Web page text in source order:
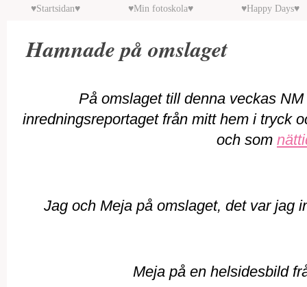
♥Startsidan♥ ♥Min fotoskola♥ ♥Happy Days♥
Hamnade på omslaget
På omslaget till denna veckas
inredningsreportaget från mitt hem i tryck
och som
Jag och Meja på omslaget, det var jag
Meja på en helsidesbild